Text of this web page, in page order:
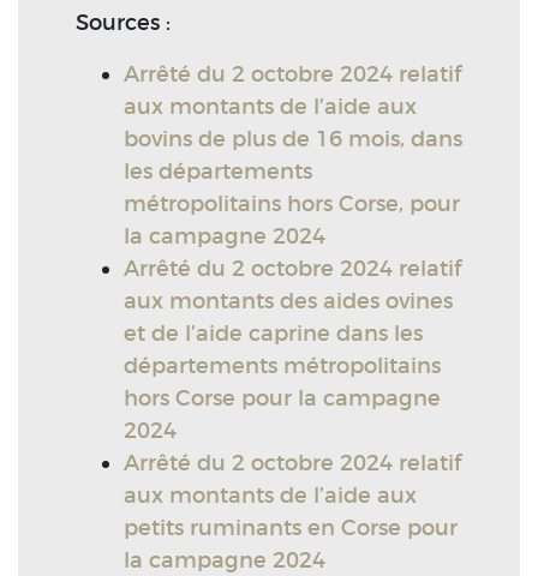
Sources :
Arrêté du 2 octobre 2024 relatif
aux montants de l’aide aux
bovins de plus de 16 mois, dans
les départements
métropolitains hors Corse, pour
la campagne 2024
Arrêté du 2 octobre 2024 relatif
aux montants des aides ovines
et de l’aide caprine dans les
départements métropolitains
hors Corse pour la campagne
2024
Arrêté du 2 octobre 2024 relatif
aux montants de l’aide aux
petits ruminants en Corse pour
la campagne 2024